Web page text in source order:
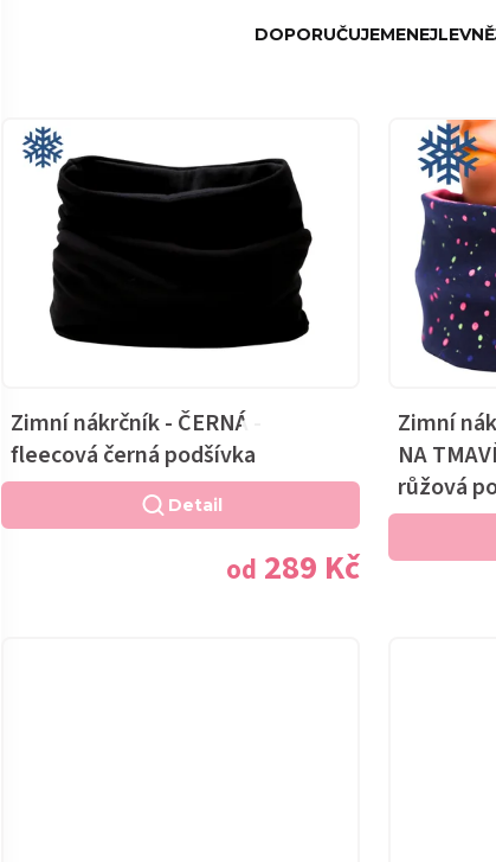
r
o
d
DOPORUČUJEME
V
p
r
Zimní nákrčník - ČERNÁ -
fleecová černá podšívkaPrůměrné
je
5,0
od 289 Kč
Detail
Zimní
NA
růžová